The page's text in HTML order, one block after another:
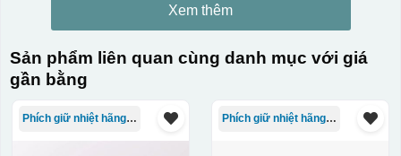
Xem thêm
Sản phẩm liên quan cùng danh mục với giá
gần bằng
Phích giữ nhiệt hãng Rạng Đông Phích giữ nhiệt hãng Rạng Đông